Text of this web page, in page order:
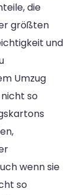
die
größten
und
Umzug
so
wenn sie
so